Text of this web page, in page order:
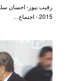
2015 - اجتماع…